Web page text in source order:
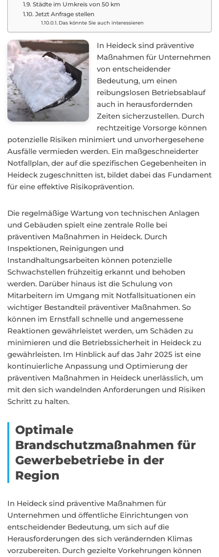
Städte im Umkreis von 50 km
Jetzt Anfrage stellen
Das könnte Sie auch interessieren
In Heideck sind präventive
Maßnahmen für Unternehmen
von entscheidender
Bedeutung, um einen
reibungslosen Betriebsablauf
auch in herausfordernden
Zeiten sicherzustellen. Durch
rechtzeitige Vorsorge können
potenzielle Risiken minimiert und unvorhergesehene
Ausfälle vermieden werden. Ein maßgeschneiderter
Notfallplan, der auf die spezifischen Gegebenheiten in
Heideck zugeschnitten ist, bildet dabei das Fundament
für eine effektive Risikoprävention.
Die regelmäßige Wartung von technischen Anlagen
und Gebäuden spielt eine zentrale Rolle bei
präventiven Maßnahmen in Heideck. Durch
Inspektionen, Reinigungen und
Instandhaltungsarbeiten können potenzielle
Schwachstellen frühzeitig erkannt und behoben
werden. Darüber hinaus ist die Schulung von
Mitarbeitern im Umgang mit Notfallsituationen ein
wichtiger Bestandteil präventiver Maßnahmen. So
können im Ernstfall schnelle und angemessene
Reaktionen gewährleistet werden, um Schäden zu
minimieren und die Betriebssicherheit in Heideck zu
gewährleisten. Im Hinblick auf das Jahr 2025 ist eine
kontinuierliche Anpassung und Optimierung der
präventiven Maßnahmen in Heideck unerlässlich, um
mit den sich wandelnden Anforderungen und Risiken
Schritt zu halten.
Optimale
Brandschutzmaßnahmen für
Gewerbebetriebe in der
Region
In Heideck sind präventive Maßnahmen für
Unternehmen und öffentliche Einrichtungen von
entscheidender Bedeutung, um sich auf die
Herausforderungen des sich verändernden Klimas
vorzubereiten. Durch gezielte Vorkehrungen können